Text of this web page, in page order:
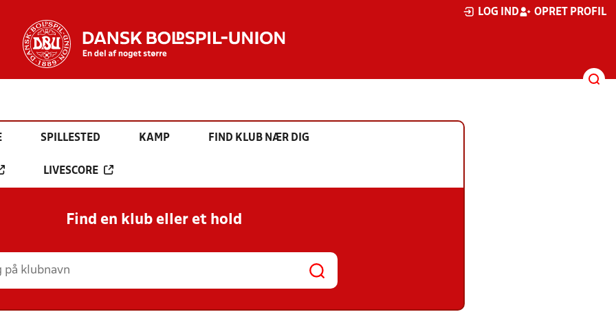
LOG IND OPRET PROFIL
SPILLESTED KAMP FIND KLUB NÆR DIG
LIVESCORE
Find en klub eller et hold